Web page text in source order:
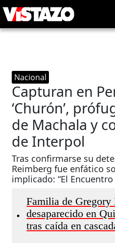
Nacional
Capturan en
‘Churón’,
de Machala y
de Interpol
Tras confirmarse su
Reimberg fue enfático
implicado: “El Encuentro
•
Familia de Gregory
desaparecido en
tras caída en